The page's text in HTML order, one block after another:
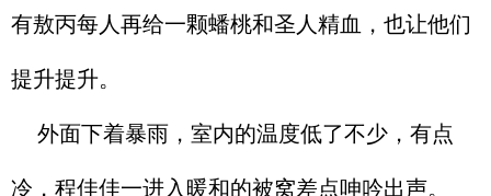
有敖丙每人再给一颗蟠桃和圣人精血，也让他们
提升提升。
外面下着暴雨，室内的温度低了不少，有点
冷，程佳佳一进入暖和的被窝差点呻吟出声。